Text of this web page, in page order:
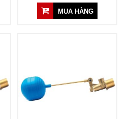
MUA HÀNG